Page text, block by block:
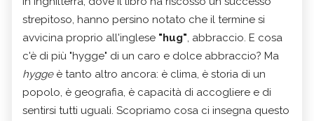
strepitoso, hanno persino notato che il termine si
avvicina proprio all'inglese "hug", abbraccio. E cosa
c'è di più "hygge" di un caro e dolce abbraccio? Ma
hyggeè tanto altro ancora: è clima, è storia di un
popolo, è geografia, è capacità di accogliere e di
sentirsi tutti uguali. Scopriamo cosa ci insegna questo